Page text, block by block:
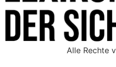
Alle Rechte